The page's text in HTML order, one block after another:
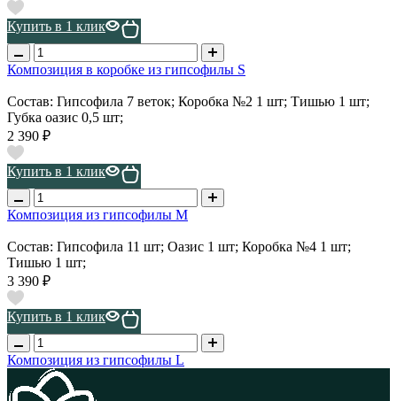
Купить в 1 клик
Композиция в коробке из гипсофилы S
Состав: Гипсофила 7 веток; Коробка №2 1 шт; Тишью 1 шт;
Губка оазис 0,5 шт;
2 390 ₽
Купить в 1 клик
Композиция из гипсофилы М
Состав: Гипсофила 11 шт; Оазис 1 шт; Коробка №4 1 шт;
Тишью 1 шт;
3 390 ₽
Купить в 1 клик
Композиция из гипсофилы L